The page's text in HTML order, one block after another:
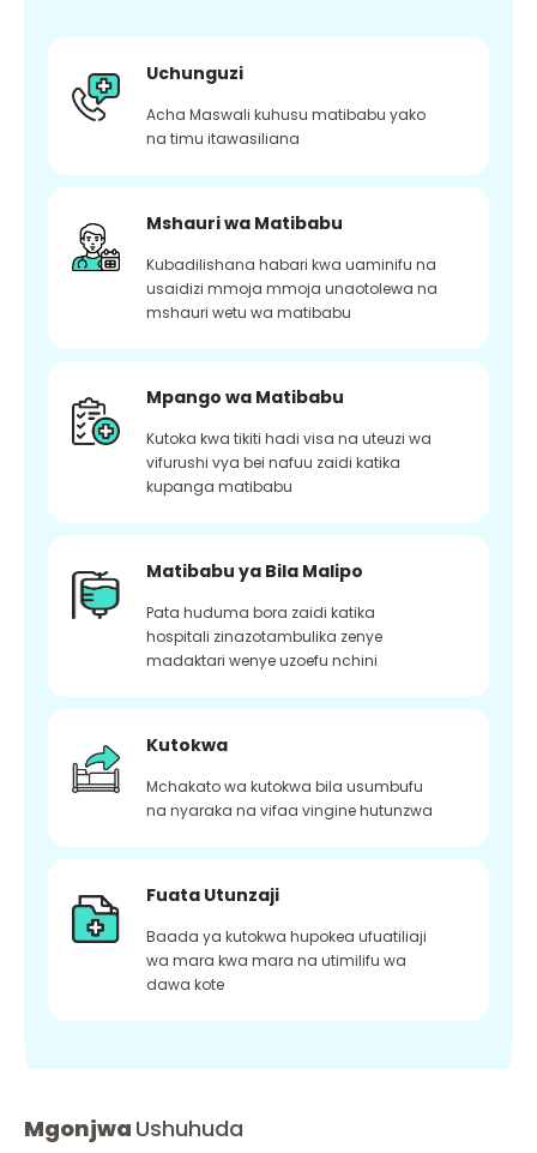
Uchunguzi
Acha Maswali kuhusu matibabu yako
na timu itawasiliana
Mshauri wa Matibabu
Kubadilishana habari kwa uaminifu na
usaidizi mmoja mmoja unaotolewa na
mshauri wetu wa matibabu
Mpango wa Matibabu
Kutoka kwa tikiti hadi visa na uteuzi wa
vifurushi vya bei nafuu zaidi katika
kupanga matibabu
Matibabu ya Bila Malipo
Pata huduma bora zaidi katika
hospitali zinazotambulika zenye
madaktari wenye uzoefu nchini
Kutokwa
Mchakato wa kutokwa bila usumbufu
na nyaraka na vifaa vingine hutunzwa
Fuata Utunzaji
Baada ya kutokwa hupokea ufuatiliaji
wa mara kwa mara na utimilifu wa
dawa kote
Mgonjwa Ushuhuda